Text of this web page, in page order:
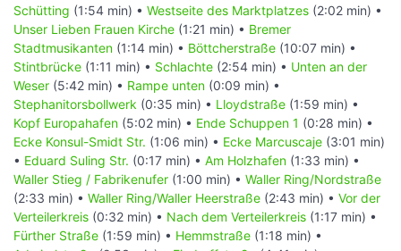
Schütting (1:54 min) • Westseite des Marktplatzes (2:02 min) •
Unser Lieben Frauen Kirche (1:21 min) • Bremer
Stadtmusikanten (1:14 min) • Böttcherstraße (10:07 min) •
Stintbrücke (1:11 min) • Schlachte (2:54 min) • Unten an der
Weser (5:42 min) • Rampe unten (0:09 min) •
Stephanitorsbollwerk (0:35 min) • Lloydstraße (1:59 min) •
Kopf Europahafen (5:02 min) • Ende Schuppen 1 (0:28 min) •
Ecke Konsul-Smidt Str. (1:06 min) • Ecke Marcuscaje (3:01 min)
• Eduard Suling Str. (0:17 min) • Am Holzhafen (1:33 min) •
Waller Stieg / Fabrikenufer (1:00 min) • Waller Ring/Nordstraße
(2:33 min) • Waller Ring/Waller Heerstraße (2:43 min) • Vor der
Verteilerkreis (0:32 min) • Nach dem Verteilerkreis (1:17 min) •
Fürther Straße (1:59 min) • Hemmstraße (1:18 min) •